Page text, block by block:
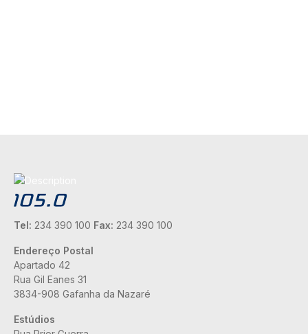
Tel: 234 390 100 Fax: 234 390 100
Endereço Postal
Apartado 42
Rua Gil Eanes 31
3834-908 Gafanha da Nazaré
Estúdios